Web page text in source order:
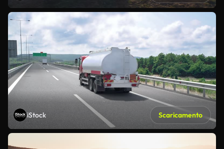
iStock Scaricamento